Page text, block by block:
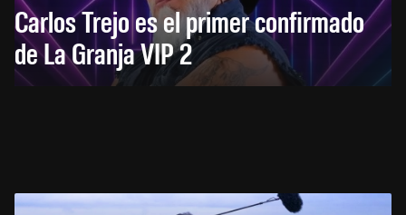
Carlos Trejo es el primer confirmado
de La Granja VIP 2